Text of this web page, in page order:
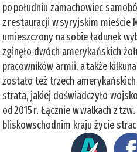
po południu zamachowiec
z restauracji w syryjskim mieście
umieszczony na sobie ładunek
zginęło dwóch amerykańskich
pracowników armii, a także
zostało też trzech
strata, jakiej doświadczyło
od 2015 r. Łącznie w walkach z
bliskowschodnim kraju życie